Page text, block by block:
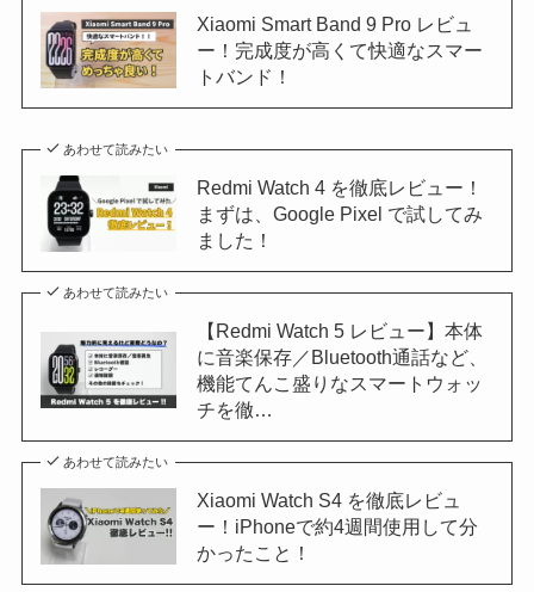
Xiaomi Smart Band 9 Pro レビュ
ー！完成度が高くて快適なスマー
トバンド！
あわせて読みたい
Redmi Watch 4 を徹底レビュー！
まずは、Google Pixel で試してみ
ました！
あわせて読みたい
【Redmi Watch 5 レビュー】本体
に音楽保存／Bluetooth通話など、
機能てんこ盛りなスマートウォッ
チを徹…
あわせて読みたい
Xiaomi Watch S4 を徹底レビュ
ー！iPhoneで約4週間使用して分
かったこと！